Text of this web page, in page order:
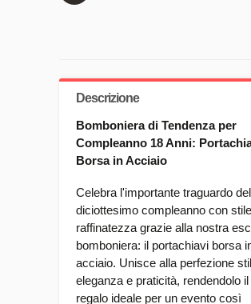
Descrizione
Bomboniera di Tendenza per
Compleanno 18 Anni:
Borsa in Acciaio
Celebra l'importante traguardo del
diciottesimo compleanno con
raffinatezza grazie alla nostra
bomboniera: il portachiavi borsa
acciaio. Unisce alla perfezione
eleganza e praticità, rendendolo il
regalo ideale per un evento così